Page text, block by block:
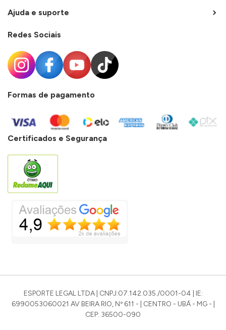
Ajuda e suporte
Redes Sociais
Formas de pagamento
Certificados e Segurança
ESPORTE LEGAL LTDA | CNPJ:07.142.035./0001-04 | IE:
6990053060021 AV BEIRA RIO, Nº 611 - | CENTRO - UBÁ - MG - |
CEP: 36500-090